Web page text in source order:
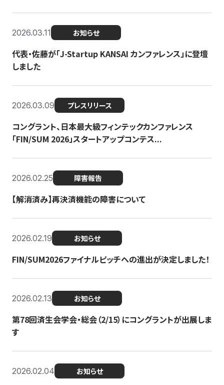
2026.03.11 お知らせ
代表・佐藤が「J-Startup KANSAI カンファレンス」に登壇
しました
2026.03.09 プレスリリース
コングラント、日本最大級フィンテックカンファレンス
「FIN/SUM 2026」スタートアップコンテス...
2026.02.25 障害報告
【解消済み】再決済機能の障害について
2026.02.19 お知らせ
FIN/SUM2026ファイナルピッチへの進出が決定しました！
2026.02.13 お知らせ
第78回済生会学会・総会（2/15）にコングラントが出展しま
す
2026.02.04 お知らせ